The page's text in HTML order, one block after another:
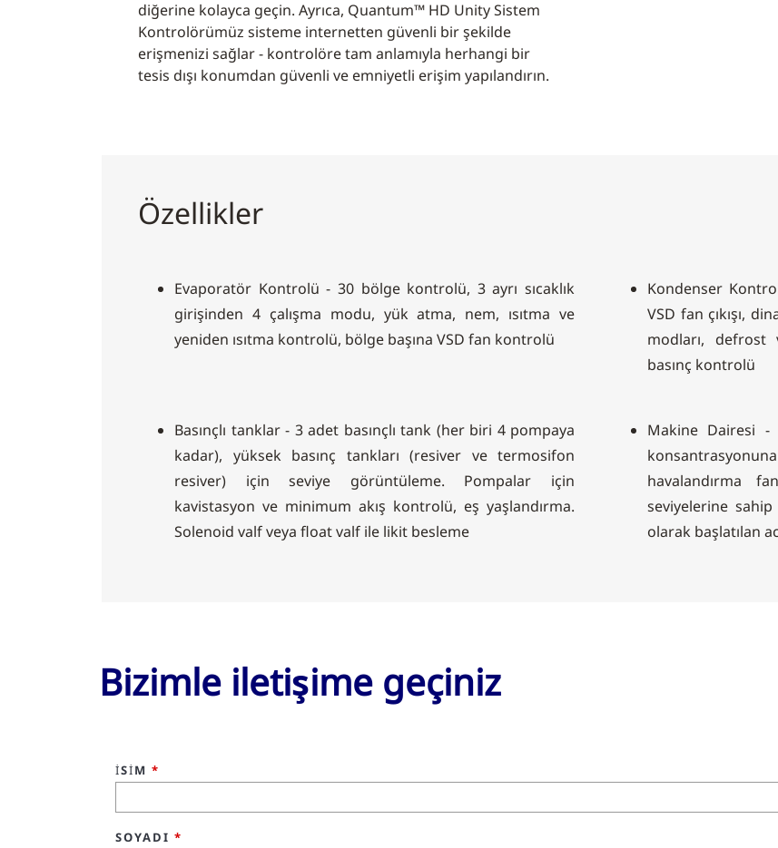
diğerine kolayca geçin. Ayrıca, Quantum™ HD Unity Sistem
Kontrolörümüz sisteme internetten güvenli bir şekilde
erişmenizi sağlar - kontrolöre tam anlamıyla herhangi bir
tesis dışı konumdan güvenli ve emniyetli erişim yapılandırın.
Özellikler
Evaporatör Kontrolü - 30 bölge kontrolü, 3 ayrı sıcaklık
girişinden 4 çalışma modu, yük atma, nem, ısıtma ve
yeniden ısıtma kontrolü, bölge başına VSD fan kontrolü
Kondenser
VSD fan çıkışı,
modları, defrost
basınç kontrolü
Basınçlı tanklar - 3 adet basınçlı tank (her biri 4 pompaya
kadar), yüksek basınç tankları (resiver ve termosifon
resiver) için seviye görüntüleme. Pompalar için
kavistasyon ve minimum akış kontrolü, eş yaşlandırma.
Solenoid valf veya float valf ile likit besleme
Makine Dairesi -
havalandırma
seviyelerine
olarak başlatılan
Bizimle iletişime geçiniz
İSIM *
SOYADI *